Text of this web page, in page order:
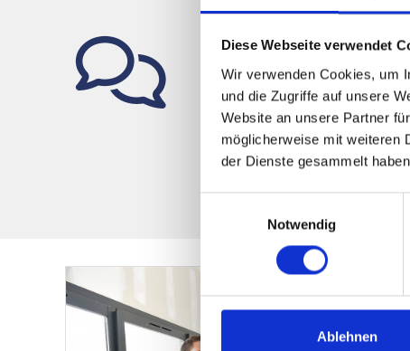
Diese Webseite verwendet
Wir verwenden Cookies, um
und die Zugriffe auf unsere
Website an unsere Partner
möglicherweise mit weiteren
der Dienste gesammelt
Notwendig
Ablehnen
unterstützen Sie bei jedem
Wie lange dauert der
meiner Immobilie?
Die Dauer des
ist es jedoch, Ihr Eigenheim
und wir arbeiten effizient, um